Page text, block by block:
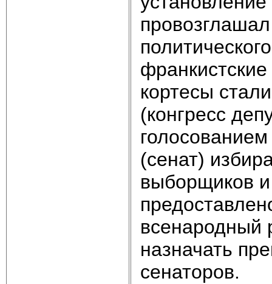
кортесы
(конгресс
(сенат)
выборщиков
всенародный
назначать
сенаторов.